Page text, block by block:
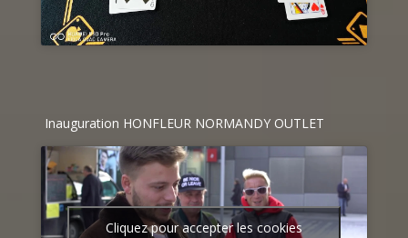
Inauguration HONFLEUR NORMANDY OUTLET
Cliquez pour accepter les cookies